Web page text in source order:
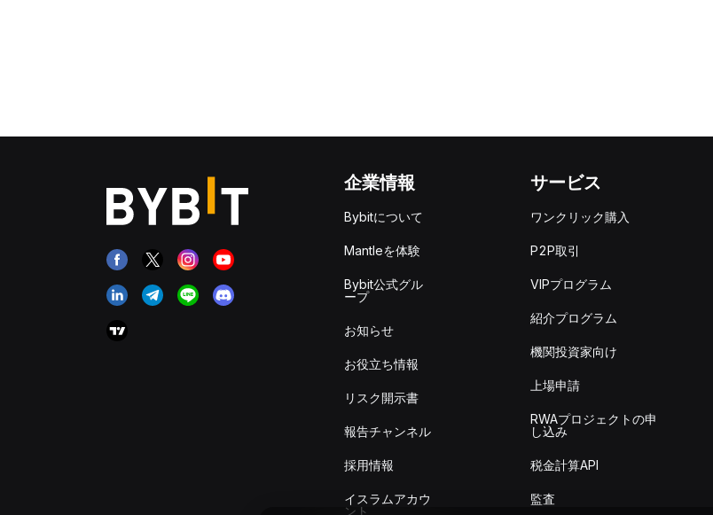
企業情報
Bybitについて
Mantleを体験
Bybit公式グル
ープ
お知らせ
お役立ち情報
リスク開示書
報告チャンネル
採用情報
イスラムアカウ
ント
サービス
ワンクリック購入
P2P取引
VIPプログラム
紹介プログラム
機関投資家向け
上場申請
RWAプロジェクトの申
し込み
税金計算API
監査